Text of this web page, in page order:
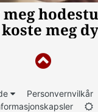
Personvernvilkår